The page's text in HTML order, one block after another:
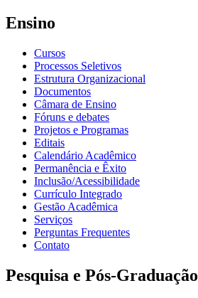
Ensino
Cursos
Processos Seletivos
Estrutura Organizacional
Documentos
Câmara de Ensino
Fóruns e debates
Projetos e Programas
Editais
Calendário Acadêmico
Permanência e Êxito
Inclusão/Acessibilidade
Currículo Integrado
Gestão Acadêmica
Serviços
Perguntas Frequentes
Contato
Pesquisa e Pós-Graduação